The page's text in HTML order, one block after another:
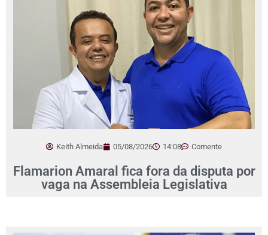
Keith Almeida 05/08/2026 14:08 Comente
Flamarion Amaral fica fora da disputa por
vaga na Assembleia Legislativa